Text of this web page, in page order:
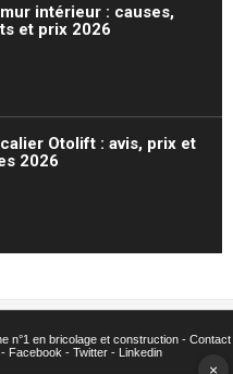
intérieur : causes,
et prix 2026
Otolift : avis, prix et
2026
n°1 en bricolage et construction - Contact
- Facebook - Twitter - Linkedin
×